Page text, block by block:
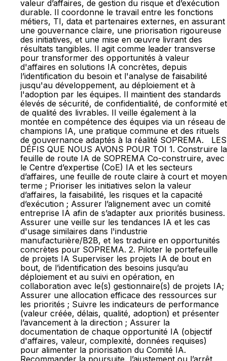
valeur d’affaires, de gestion du risque et d’exécution
durable. Il coordonne le travail entre les fonctions
métiers, TI, data et partenaires externes, en assurant
une gouvernance claire, une priorisation rigoureuse
des initiatives, et une mise en œuvre livrant des
résultats tangibles. Il agit comme leader transverse
pour transformer des opportunités à valeur
d'affaires en solutions IA concrètes, depuis
l’identification du besoin et l'analyse de faisabilité
jusqu'au développement, au déploiement et à
l'adoption par les équipes. Il maintient des standards
élevés de sécurité, de confidentialité, de conformité et
de qualité des livrables. Il veille également à la
montée en compétence des équipes via un réseau de
champions IA, une pratique commune et des rituels
de gouvernance adaptés à la réalité SOPREMA. LES
DÉFIS QUE NOUS AVONS POUR TOI 1. Construire la
feuille de route IA de SOPREMA Co-construire, avec
le Centre d’expertise (CoE) IA et les secteurs
d’affaires, une feuille de route claire à court et moyen
terme ; Prioriser les initiatives selon la valeur
d’affaires, la faisabilité, les risques et la capacité
d’exécution ; Assurer l’alignement avec un comité
entreprise IA afin de s’adapter aux priorités business.
Assurer une veille sur les tendances IA et les cas
d'usage similaires dans l'industrie
manufacturière/B2B, et les traduire en opportunités
concrètes pour SOPREMA. 2. Piloter le portefeuille
de projets IA Superviser les projets IA de bout en
bout, de l’identification des besoins jusqu’au
déploiement et au suivi en opération, en
collaboration avec le(s) gestionnaire(s) de projets IA;
Assurer une allocation efficace des ressources sur
les priorités ; Suivre les indicateurs de performance
(valeur créée, délais, qualité, adoption) et présenter
l’avancement à la direction ; Assurer la
documentation de chaque opportunité IA (objectif
d'affaires, valeur, complexité, données requises)
pour alimenter la priorisation du Comité IA.
Recommander la poursuite, l’ajustement ou l’arrêt